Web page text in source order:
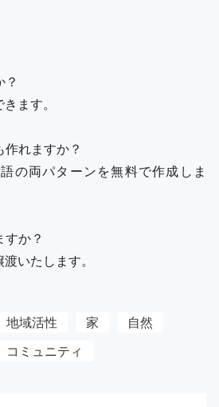
ます。
れますか？
の両パターンを無料で作成しま
か？
いたします。
地域活性 家
自然
コミュニティ